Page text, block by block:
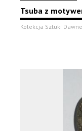
Tsuba z
Kolekcja Sztuki